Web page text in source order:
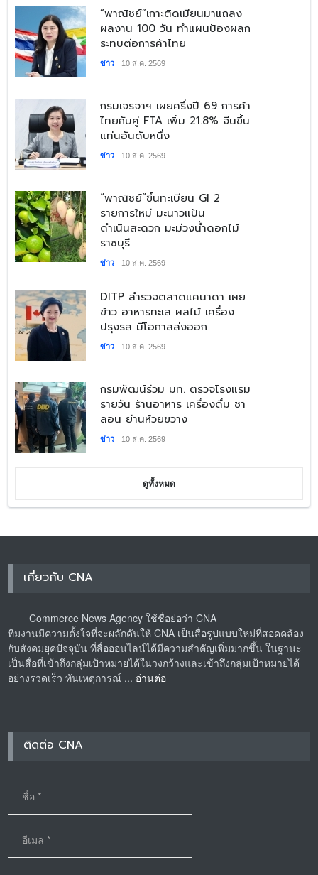
​“พาณิชย์”เกาะติดเมียนมาแถลง
ผลงาน 100 วัน ทำแผนป้องผลก
ระทบต่อการค้าไทย
ข่าว 10 ส.ค. 2569
​กรมเจรจาฯ เผยครึ่งปี 69 การค้า
ไทยกับคู่ FTA เพิ่ม 21.8% จีนขึ้น
แท่นอันดับหนึ่ง
ข่าว 10 ส.ค. 2569
​“พาณิชย์”ขึ้นทะเบียน GI 2
รายการใหม่ มะนาวแป้น
ดำเนินสะดวก มะม่วงน้ำดอกไม้
ราชบุรี
ข่าว 10 ส.ค. 2569
​DITP สำรวจตลาดแคนาดา เผย
ข้าว อาหารทะเล ผลไม้ เครื่อง
ปรุงรส มีโอกาสส่งออก
ข่าว 10 ส.ค. 2569
​กรมพัฒน์ร่วม มท. ตรวจโรงแรม
รายวัน ร้านอาหาร เครื่องดื่ม ซา
ลอน ย่านห้วยขวาง
ข่าว 10 ส.ค. 2569
ดูทั้งหมด
เกี่ยวกับ CNA
Commerce News Agency ใช้ชื่อย่อว่า CNA
ทีมงานมีความตั้งใจที่จะผลักดันให้ CNA เป็นสื่อรูปแบบใหม่ที่สอดคล้อง
กับสังคมยุคปัจจุบัน ที่สื่อออนไลน์ได้มีความสำคัญเพิ่มมากขึ้น ในฐานะ
เป็นสื่อที่เข้าถึงกลุ่มเป้าหมายได้ในวงกว้างและเข้าถึงกลุ่มเป้าหมายได้
อย่างรวดเร็ว ทันเหตุการณ์ ... อ่านต่อ
ติดต่อ CNA